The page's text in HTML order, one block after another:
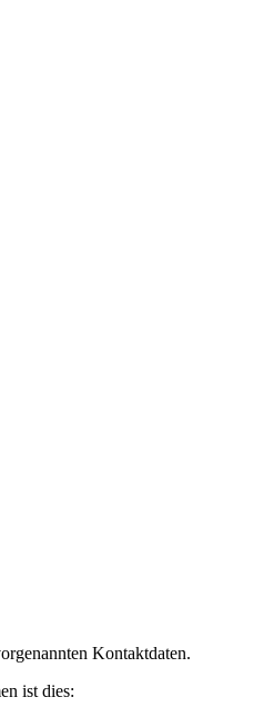
Kontaktdaten.
ist dies: